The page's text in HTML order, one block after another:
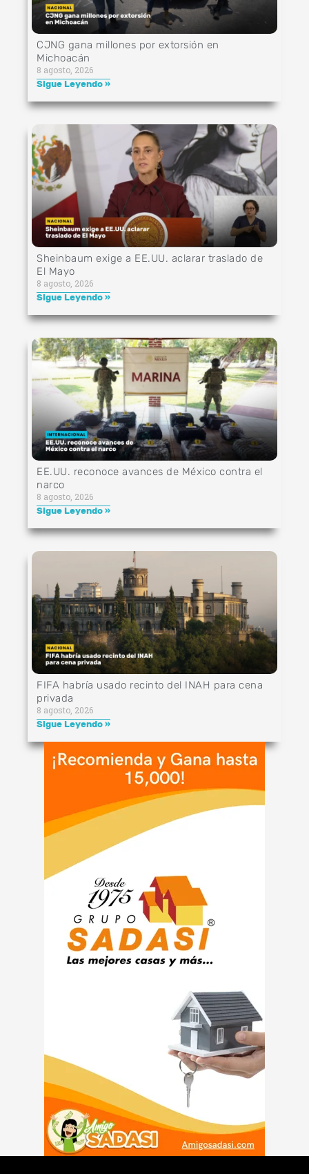
CJNG gana millones por extorsión en
Michoacán
8 agosto, 2026
Sigue Leyendo »
Sheinbaum exige a EE.UU. aclarar traslado de
El Mayo
8 agosto, 2026
Sigue Leyendo »
EE.UU. reconoce avances de México contra el
narco
8 agosto, 2026
Sigue Leyendo »
FIFA habría usado recinto del INAH para cena
privada
8 agosto, 2026
Sigue Leyendo »